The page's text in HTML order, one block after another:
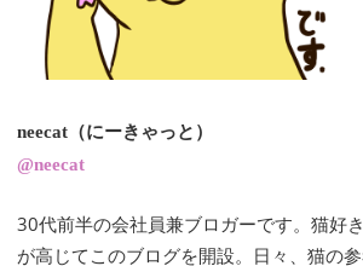
neecat（にーきゃっと）
@neecat
30代前半の会社員兼ブロガーです。猫好き
が高じてこのブログを開設。日々、猫の